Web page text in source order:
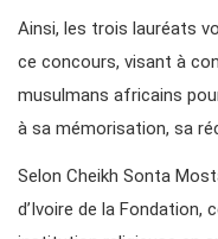
Ainsi, les trois lauréats
ce concours, visant à
musulmans africains
à sa mémorisation, sa
Selon Cheikh Sonta
d’Ivoire de la